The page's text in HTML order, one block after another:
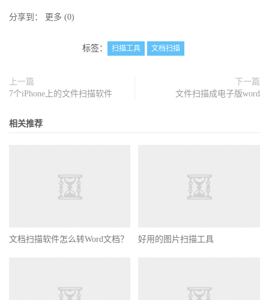
分享到： 更多 (0)
标签： 扫描工具 文档扫描
上一篇
7个iPhone上的文件扫描软件
下一篇
文件扫描成电子版word
相关推荐
文档扫描软件怎么转Word文档？ 好用的图片扫描工具